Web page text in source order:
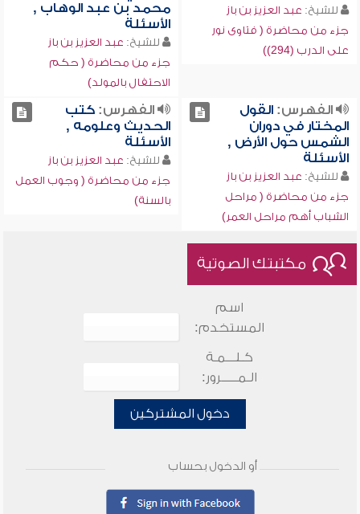
للشيخ: عبد العزيز بن باز
جزء من محاضرة ( فتاوى نور
على الدرب (294))
محمد بن عبد الوهاب ,
الأسئلة
للشيخ: عبد العزيز بن باز
جزء من محاضرة ( حكم
الاحتفال بالمولد)
الفهرس:القول
المختار في دوران
الشمس حول الأرض ,
الأسئلة
للشيخ: عبد العزيز بن باز
جزء من محاضرة ( مراحل
الشباب أهم مراحل العمر)
الفهرس:كتب
الحديث وعلومه ,
الأسئلة
للشيخ: عبد العزيز بن باز
جزء من محاضرة ( وجوب العمل
بالسنة)
مكتبتك الصوتية
اسم
المستخدم:
كـلـــمـة
الـمـــــرور:
دخول المشتركين
أو الدخول بحساب